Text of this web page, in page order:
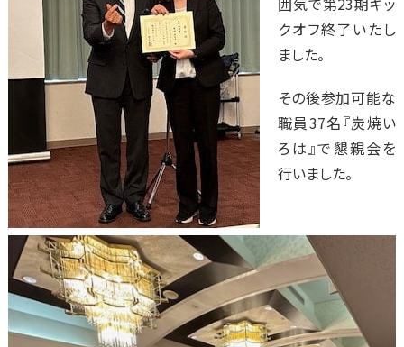
クオフ終了いたし
ました。
その後参加可能な
職員37名『炭焼い
ろは』で懇親会を
行いました。